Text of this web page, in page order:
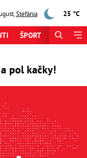
,Štefánia 25 °C
ŠPORT
pol kačky!